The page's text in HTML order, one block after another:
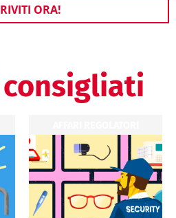
ORA!